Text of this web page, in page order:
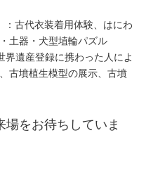
：古代衣装着用体験、はにわ
土器・犬型埴輪パズル
界遺産登録に携わった人によ
古墳植生模型の展示、古墳
場をお待ちしていま